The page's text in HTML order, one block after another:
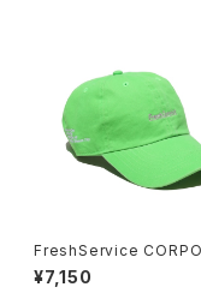
FreshService
CAP
¥7,150